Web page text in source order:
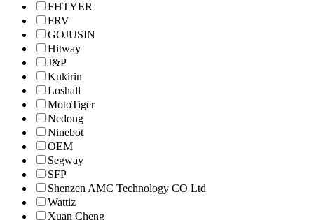
FHTYER
FRV
GOJUSIN
Hitway
J&P
Kukirin
Loshall
MotoTiger
Nedong
Ninebot
OEM
Segway
SFP
Shenzen AMC Technology CO Ltd
Wattiz
Xuan Cheng